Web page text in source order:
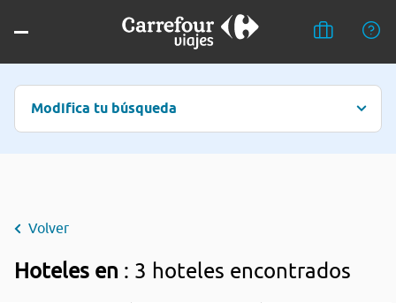
Modifica tu búsqueda
Volver
Hoteles en : 3 hoteles encontrados